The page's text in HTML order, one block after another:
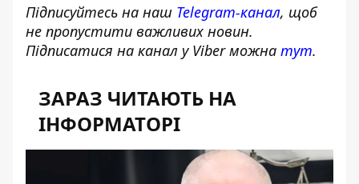
Підписуйтесь на наш Telegram-канал, щоб
не пропустити важливих новин.
Підписатися на канал у Viber можна тут.
ЗАРАЗ ЧИТАЮТЬ НА
ІНФОРМАТОРІ